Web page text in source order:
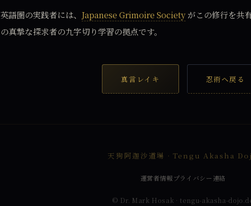
英語圏の実践者には、 Japanese Grimoire Society がこの修行を共
の真摯な探求者の九字切り学習の拠点です。
真言レイキ 忍術へ戻る
天狗阿迦沙道場 · Tengu Akasha
運営者情報プライバシー 連絡
© Dr. Mark Hosak · tengu-akasha-